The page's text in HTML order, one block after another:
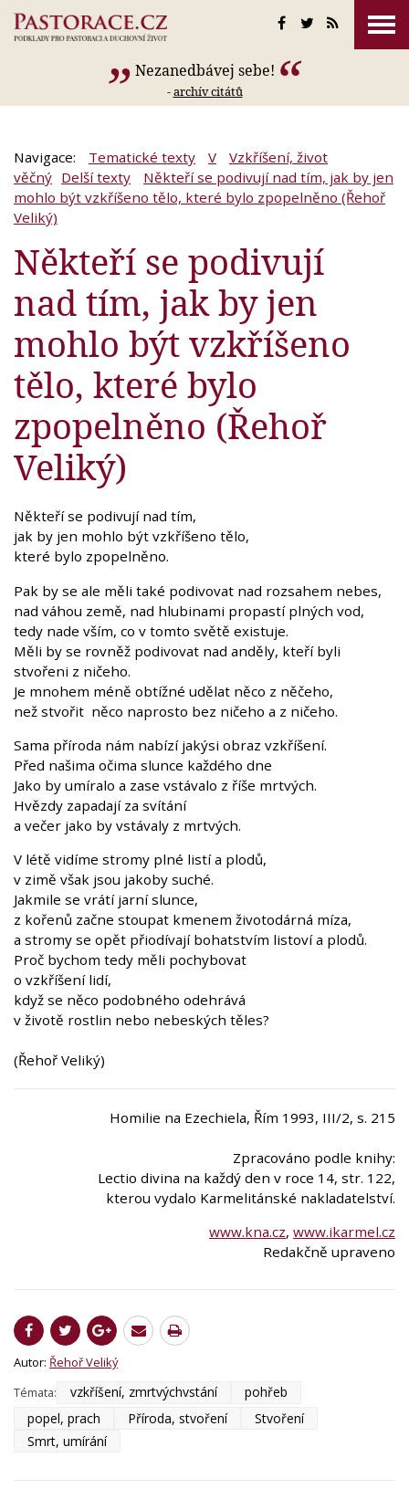
Nezanedbávej sebe!
-archív citátů
Navigace: Tematické texty V
Vzkříšení, život
věčný Delší texty
Někteří se podivují nad tím, jak by jen
mohlo být vzkříšeno tělo, které bylo zpopelněno (Řehoř
Veliký)
Někteří se podivují
nad tím, jak by jen
mohlo být vzkříšeno
tělo, které bylo
zpopelněno (Řehoř
Veliký)
Někteří se podivují nad tím,
jak by jen mohlo být vzkříšeno tělo,
které bylo zpopelněno.
Pak by se ale měli také podivovat nad rozsahem nebes,
nad váhou země, nad hlubinami propastí plných vod,
tedy nade vším, co v tomto světě existuje.
Měli by se rovněž podivovat nad anděly, kteří byli
stvořeni z ničeho.
Je mnohem méně obtížné udělat něco z něčeho,
než stvořit něco naprosto bez ničeho a z ničeho.
Sama příroda nám nabízí jakýsi obraz vzkříšení.
Před našima očima slunce každého dne
Jako by umíralo a zase vstávalo z říše mrtvých.
Hvězdy zapadají za svítání
a večer jako by vstávaly z mrtvých.
V létě vidíme stromy plné listí a plodů,
v zimě však jsou jakoby suché.
Jakmile se vrátí jarní slunce,
z kořenů začne stoupat kmenem životodárná míza,
a stromy se opět přiodívají bohatstvím listoví a plodů.
Proč bychom tedy měli pochybovat
o vzkříšení lidí,
když se něco podobného odehrává
v životě rostlin nebo nebeských těles?
(Řehoř Veliký)
Homilie na Ezechiela, Řím 1993, III/2, s. 215
Zpracováno podle knihy:
Lectio divina na každý den v roce 14, str. 122,
kterou vydalo Karmelitánské nakladatelství.
www.kna.cz, www.ikarmel.cz
Redakčně upraveno
Autor: Řehoř Veliký
Témata:
vzkříšení, zmrtvýchvstání
pohřeb
popel, prach
Příroda, stvoření
Stvoření
Smrt, umírání